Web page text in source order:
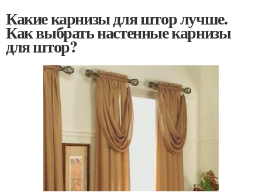
Какие карнизы для штор лучше.
Как выбрать настенные карнизы
для штор?